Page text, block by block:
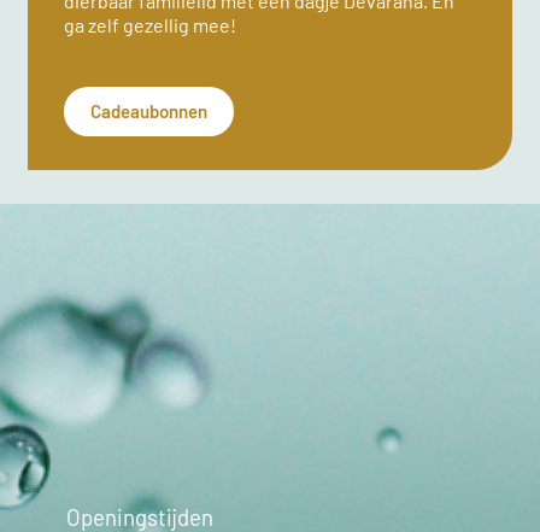
ga zelf gezellig mee!
Cadeaubonnen
Openingstijden